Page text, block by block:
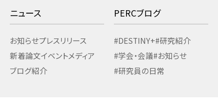
ニュース
お知らせプレスリリース
新着論文イベントメディア
ブログ紹介
PERCブログ
#DESTINY+#研究紹介
#学会・会議#お知らせ
#研究員の日常